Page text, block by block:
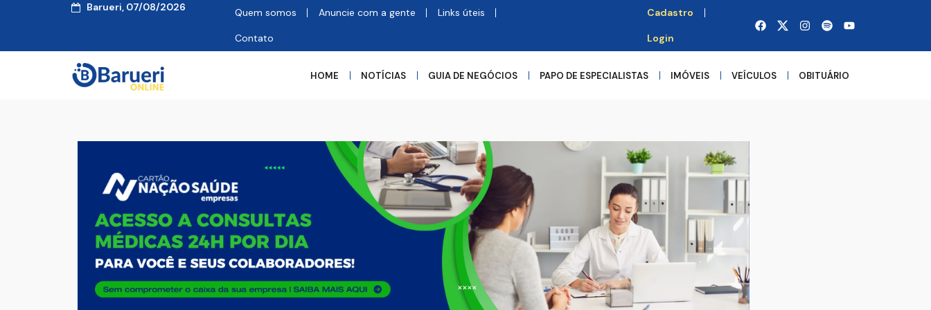
Barueri, 07/08/2026 Quem somos Anuncie com a gente Links úteis
Contato
Cadastro
Login
HOME NOTÍCIAS GUIA DE NEGÓCIOS PAPO DE ESPECIALISTAS IMÓVEIS VEÍCULOS OBITUÁRIO